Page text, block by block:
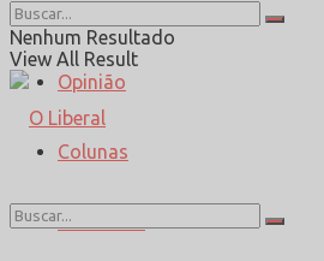
Esporte
Opinião
Colunas
Entrevista
Nenhum Resultado
View All Result